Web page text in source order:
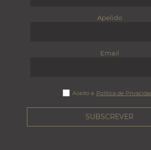
Apelido
Email
Aceito a Política de